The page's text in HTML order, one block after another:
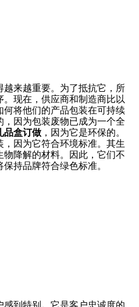
来越重要。为了抵抗它，所
现在，供应商和制造商比以
将他们的产品包装在可持续
因为包装废物已成为一个全
品盒订做，因为它是环保的。
因为它符合环境标准。其生
降解的材料。因此，它们不
持品牌符合绿色标准。
到特别。它是客户忠诚度的